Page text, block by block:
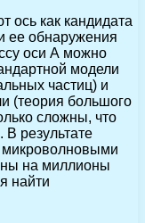
ось как кандидата
ее обнаружения
оси А можно
модели
частиц) и
(теория большого
сложны, что
В результате
на миллионы
найти